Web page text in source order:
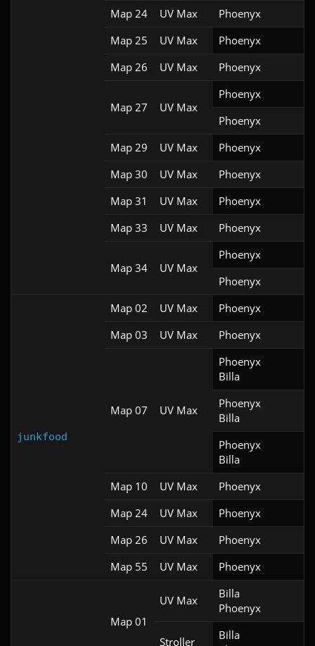
Map 24 UV Max Phoenyx
Map 25
UV Max Phoenyx
Map 26
UV Max Phoenyx
Map 27 UV Max
Phoenyx
Phoenyx
Map 29
UV Max Phoenyx
Map 30
UV Max Phoenyx
Map 31
UV Max Phoenyx
Map 33
UV Max Phoenyx
Map 34 UV Max
Phoenyx
Phoenyx
junkfood
Map 02 UV Max Phoenyx
Map 03
UV Max Phoenyx
Map 07 UV Max
Phoenyx
Billa
Phoenyx
Billa
Phoenyx
Billa
Map 10 UV Max Phoenyx
Map 24
UV Max Phoenyx
Map 26
UV Max Phoenyx
Map 55
UV Max Phoenyx
Map 01
UV Max
Billa
Phoenyx
Stroller
Billa